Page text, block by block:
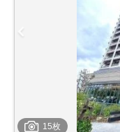
15枚